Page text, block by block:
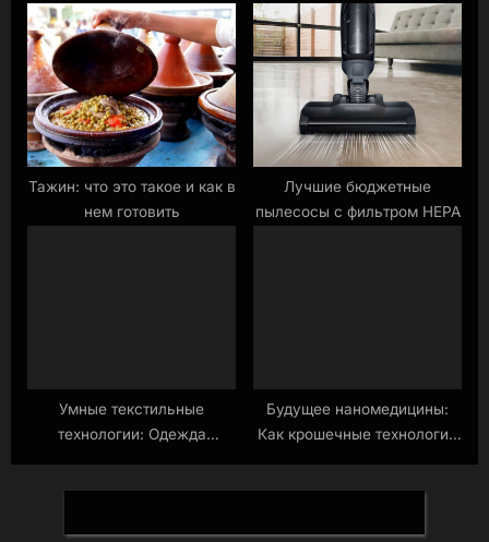
могут, а что не могут
кондиционеры
помогает в операциях.
Тажин: что это такое и как в
нем готовить
Лучшие бюджетные
пылесосы с фильтром HEPA
Умные текстильные
технологии: Одежда
Будущее наномедицины:
Как крошечные технологии